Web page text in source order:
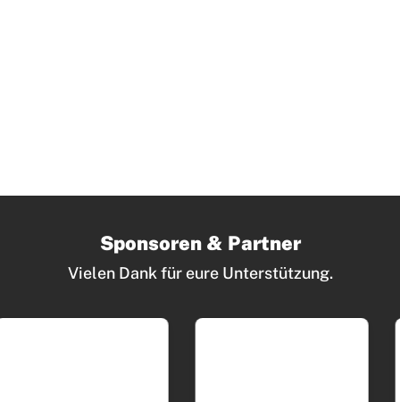
Sponsoren & Partner
Vielen Dank für eure Unterstützung.